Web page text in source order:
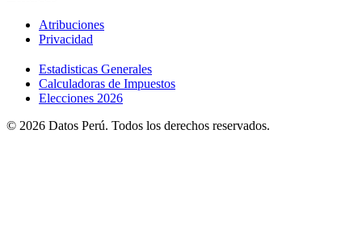
Atribuciones
Privacidad
Estadisticas Generales
Calculadoras de Impuestos
Elecciones 2026
© 2026 Datos Perú. Todos los derechos reservados.